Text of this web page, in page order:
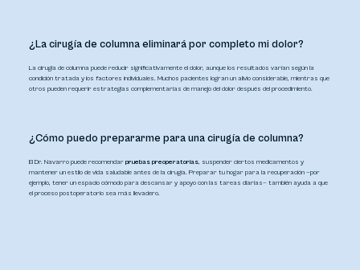
¿La cirugía de columna eliminará por completo mi dolor?
La cirugía de columna puede reducir significativamente el dolor, aunque los resultados varían según la
condición tratada y los factores individuales. Muchos pacientes logran un alivio considerable, mientras que
otros pueden requerir estrategias complementarias de manejo del dolor después del procedimiento.
¿Cómo puedo prepararme para una cirugía de columna?
El Dr. Navarro puede recomendar pruebas preoperatorias, suspender ciertos medicamentos y
mantener un estilo de vida saludable antes de la cirugía. Preparar tu hogar para la recuperación —por
ejemplo, tener un espacio cómodo para descansar y apoyo con las tareas diarias— también ayuda a que
el proceso postoperatorio sea más llevadero.